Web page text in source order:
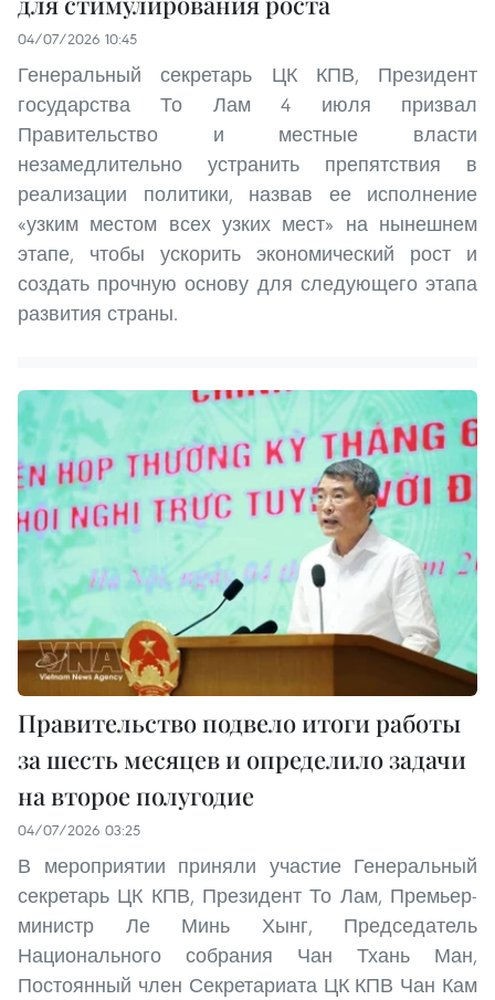
04/07/2026 10:45
Генеральный секретарь ЦК КПВ, Президент
государства То Лам 4 июля призвал
Правительство и местные власти
незамедлительно устранить препятствия в
реализации политики, назвав ее исполнение
«узким местом всех узких мест» на нынешнем
этапе, чтобы ускорить экономический рост и
создать прочную основу для следующего этапа
развития страны.
Правительство подвело итоги работы
за шесть месяцев и определило задачи
на второе полугодие
04/07/2026 03:25
В мероприятии приняли участие Генеральный
секретарь ЦК КПВ, Президент То Лам, Премьер-
министр Ле Минь Хынг, Председатель
Национального собрания Чан Тхань Ман,
Постоянный член Секретариата ЦК КПВ Чан Кам